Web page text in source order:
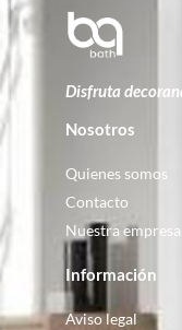
Disfruta
Nosotros
Quienes somos
Contacto
Nuestra
Información
Aviso legal